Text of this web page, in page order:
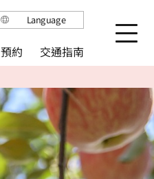
預約 交通指南
Language
English
简体中文
한국어